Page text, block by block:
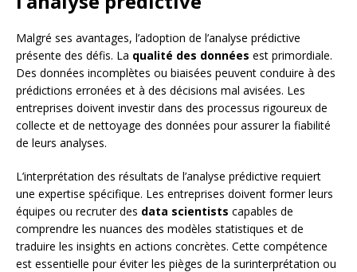
Malgré ses avantages, l’adoption de l’analyse prédictive
présente des défis. La qualité des données est primordiale.
Des données incomplètes ou biaisées peuvent conduire à des
prédictions erronées et à des décisions mal avisées. Les
entreprises doivent investir dans des processus rigoureux de
collecte et de nettoyage des données pour assurer la fiabilité
de leurs analyses.
L’interprétation des résultats de l’analyse prédictive requiert
une expertise spécifique. Les entreprises doivent former leurs
équipes ou recruter des data scientists capables de
comprendre les nuances des modèles statistiques et de
traduire les insights en actions concrètes. Cette compétence
est essentielle pour éviter les pièges de la surinterprétation ou